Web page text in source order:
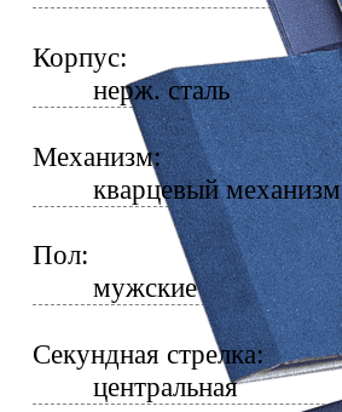
Корпус:
нерж. сталь
Механизм:
кварцевый механизм
Пол:
мужские
Секундная стрелка:
центральная